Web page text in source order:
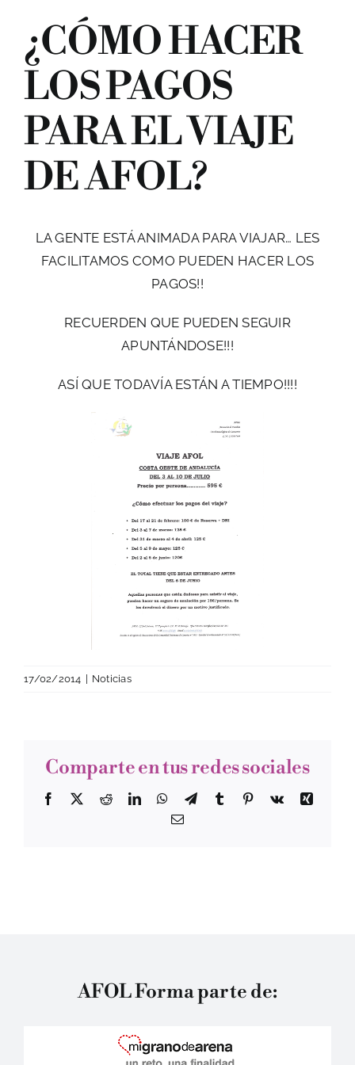
¿CÓMO HACER
LOS PAGOS
PARA EL VIAJE
DE AFOL?
LA GENTE ESTÁ ANIMADA PARA VIAJAR… LES
FACILITAMOS COMO PUEDEN HACER LOS
PAGOS!!
RECUERDEN QUE PUEDEN SEGUIR
APUNTÁNDOSE!!!
ASÍ QUE TODAVÍA ESTÁN A TIEMPO!!!!
17/02/2014 Noticias
Comparte en tus redes sociales
Facebook
TwitterRedditLinkedInWhatsApp
TelegramTumblr Pinterest
Vk
Xing
Correo
AFOL Forma parte de: